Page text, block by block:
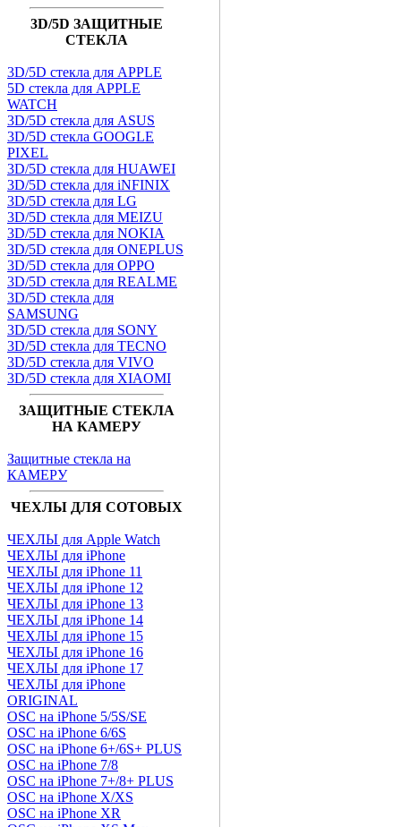
3D/5D ЗАЩИТНЫЕ
СТЕКЛА
3D/5D стекла для APPLE
5D стекла для APPLE
WATCH
3D/5D стекла для ASUS
3D/5D стекла GOOGLE
PIXEL
3D/5D стекла для HUAWEI
3D/5D стекла для iNFINIX
3D/5D стекла для LG
3D/5D стекла для MEIZU
3D/5D стекла для NOKIA
3D/5D стекла для ONEPLUS
3D/5D стекла для OPPO
3D/5D стекла для REALME
3D/5D стекла для
SAMSUNG
3D/5D стекла для SONY
3D/5D стекла для TECNO
3D/5D стекла для VIVO
3D/5D стекла для XIAOMI
ЗАЩИТНЫЕ СТЕКЛА
НА КАМЕРУ
Защитные стекла на
КАМЕРУ
ЧЕХЛЫ ДЛЯ СОТОВЫХ
ЧЕХЛЫ для Apple Watch
ЧЕХЛЫ для iPhone
ЧЕХЛЫ для iPhone 11
ЧЕХЛЫ для iPhone 12
ЧЕХЛЫ для iPhone 13
ЧЕХЛЫ для iPhone 14
ЧЕХЛЫ для iPhone 15
ЧЕХЛЫ для iPhone 16
ЧЕХЛЫ для iPhone 17
ЧЕХЛЫ для iPhone
ORIGINAL
OSC на iPhone 5/5S/SE
OSC на iPhone 6/6S
OSC на iPhone 6+/6S+ PLUS
OSC на iPhone 7/8
OSC на iPhone 7+/8+ PLUS
OSC на iPhone X/XS
OSC на iPhone XR